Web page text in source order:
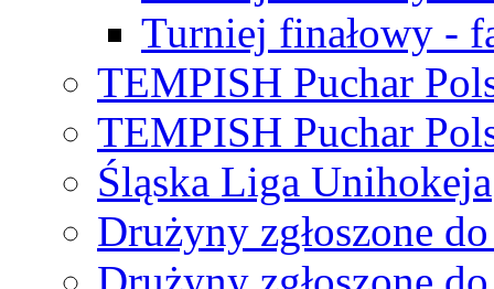
Turniej finałowy -
TEMPISH Puchar
TEMPISH Puchar
Śląska Liga Unihokeja
Drużyny zgłoszone